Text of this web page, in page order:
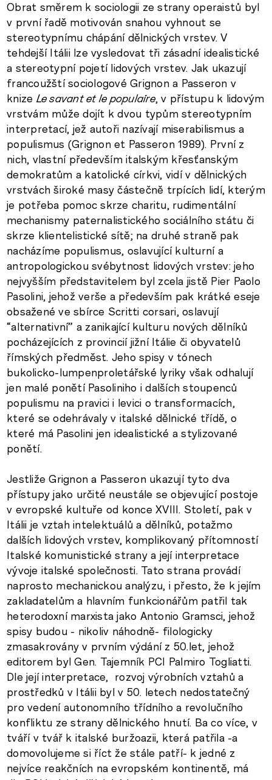
Obrat směrem k sociologii ze strany operaistů byl
v první řadě motivován snahou vyhnout se
stereotypnímu chápání dělnických vrstev. V
tehdejší Itálii lze vysledovat tři zásadní idealistické
a stereotypní pojetí lidových vrstev. Jak ukazují
francoužští sociologové Grignon a Passeron v
knize Le savant et le populaire, v přístupu k lidovým
vrstvám může dojít k dvou typům stereotypním
interpretací, jež autoři nazívají miserabilismus a
populismus (Grignon et Passeron 1989). První z
nich, vlastní především italským křesťanským
demokratům a katolické církvi, vidí v dělnických
vrstvách široké masy částečně trpících lidí, kterým
je potřeba pomoc skrze charitu, rudimentální
mechanismy paternalistického sociálního státu či
skrze klientelistické sítě; na druhé straně pak
nacházíme populismus, oslavující kulturní a
antropologickou svébytnost lidových vrstev: jeho
nejvyšším představitelem byl zcela jistě Pier Paolo
Pasolini, jehož verše a především pak krátké eseje
obsažené ve sbírce Scritti corsari, oslavují
“alternativní” a zanikající kulturu nových dělníků
pocházejících z provincií jižní Itálie či obyvatelů
římských předměst. Jeho spisy v tónech
bukolicko-lumpenproletářské lyriky však odhalují
jen malé ponětí Pasoliniho i dalších stoupenců
populismu na pravici i levici o transformacích,
které se odehrávaly v italské dělnické třídě, o
které má Pasolini jen idealistické a stylizované
ponětí.
Jestliže Grignon a Passeron ukazují tyto dva
přístupy jako určité neustále se objevující postoje
v evropské kultuře od konce XVIII. Století, pak v
Itálii je vztah intelektuálů a dělníků, potažmo
dalších lidových vrstev, komplikovaný přítomností
Italské komunistické strany a její interpretace
vývoje italské společnosti. Tato strana provádí
naprosto mechanickou analýzu, i přesto, že k jejím
zakladatelům a hlavním funkcionářům patřil tak
heterodoxní marxista jako Antonio Gramsci, jehož
spisy budou - nikoliv náhodně- filologicky
zmasakrovány v prvním výdání z 50.let, jehož
editorem byl Gen. Tajemník PCI Palmiro Togliatti.
Dle její interpretace, rozvoj výrobních vztahů a
prostředků v Itálii byl v 50. letech nedostatečný
pro vedení autonomního třídního a revolučního
konfliktu ze strany dělnického hnutí. Ba co více, v
tváří v tvář k italské buržoazii, která patřila -a
domovolujeme si říct že stále patří- k jedné z
nejvíce reakčních na evropském kontinentě, má